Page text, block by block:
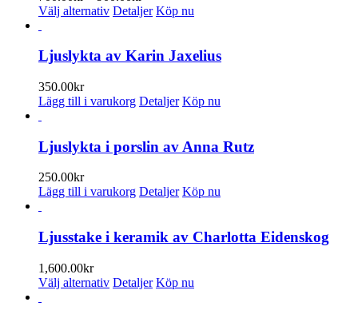
700.00kr
Välj alternativ Den
har
De
olika
väljas
Detaljer Köp nu
Ljuslykta av Karin Jaxelius
350.00kr
Lägg till i varukorg Detaljer Köp nu
Ljuslykta i porslin av Anna Rutz
250.00kr
Lägg till i varukorg Detaljer Köp nu
Ljusstake i keramik av Charlotta Eidenskog
1,600.00kr
Välj alternativ Den
Detaljer Köp nu